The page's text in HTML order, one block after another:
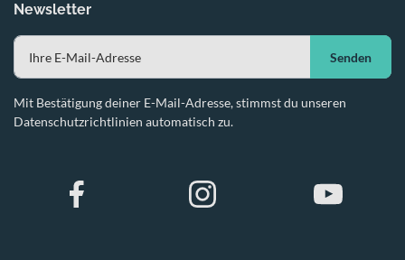
Newsletter
Senden
Mit Bestätigung deiner E-Mail-Adresse, stimmst du unseren
Datenschutzrichtlinien automatisch zu.